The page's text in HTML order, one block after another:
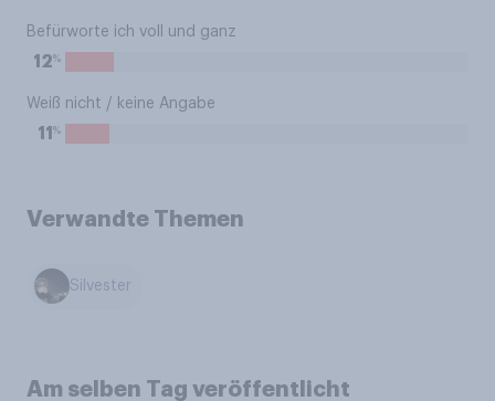
Befürworte ich voll und ganz
12%
Weiß nicht / keine Angabe
11 %
Verwandte Themen
Silvester
Am selben Tag veröffentlicht